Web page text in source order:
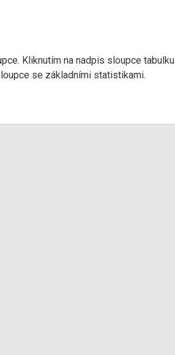
Kliknutím na nadpis sloupce tabulku
se základními statistikami.